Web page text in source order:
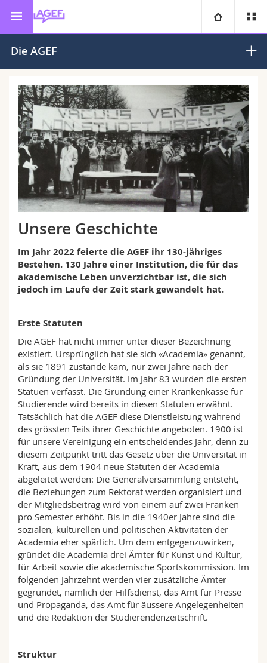
Universität
Campus
Forschung
Universität
Weiterbildung
Fakultäten
Theologische Fak.
Rechtswissenschaftliche Fak.
Wirtschafts- und Sozialwissenschaftliche Fak.
Philosophische Fak.
Math.-Nat. und Med. Fak.
Informationen für
Studieninteressierte
Studierende
Medien
Mitarbeitende
Ressourcen
Personenverzeichnis
Ortsplan
Webmail
MyUnifr
Die AGEF
Unsere Geschichte
Im Jahr 2022 feierte die AGEF ihr 130-jähriges
Bestehen. 130 Jahre einer Institution, die für das
akademische Leben unverzichtbar ist, die sich
jedoch im Laufe der Zeit stark gewandelt hat.
Erste Statuten
Die AGEF hat nicht immer unter dieser Bezeichnung
existiert. Ursprünglich hat sie sich «Academia» genannt,
als sie 1891 zustande kam, nur zwei Jahre nach der
Gründung der Universität. Im Jahr 83 wurden die ersten
Statuen verfasst. Die Gründung einer Krankenkasse für
Studierende wird bereits in diesen Statuten erwähnt.
Tatsächlich hat die AGEF diese Dienstleistung während
des grössten Teils ihrer Geschichte angeboten. 1900 ist
für unsere Vereinigung ein entscheidendes Jahr, denn zu
diesem Zeitpunkt tritt das Gesetz über die Universität in
Kraft, aus dem 1904 neue Statuten der Academia
abgeleitet werden: Die Generalversammlung entsteht,
die Beziehungen zum Rektorat werden organisiert und
der Mitgliedsbeitrag wird von einem auf zwei Franken
pro Semester erhöht. Bis in die 1940er Jahre sind die
sozialen, kulturellen und politischen Aktivitäten der
Academia eher spärlich. Um dem entgegenzuwirken,
gründet die Academia drei Ämter für Kunst und Kultur,
für Arbeit sowie die akademische Sportskommission. Im
folgenden Jahrzehnt werden vier zusätzliche Ämter
gegründet, nämlich der Hilfsdienst, das Amt für Presse
und Propaganda, das Amt für äussere Angelegenheiten
und die Redaktion der Studierendenzeitschrift.
Struktur